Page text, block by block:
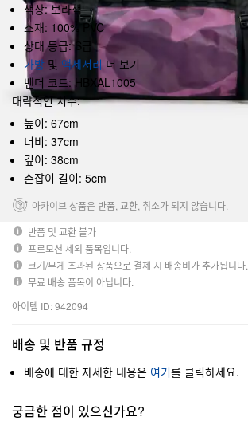
색상: 보라색
소재: 100% PVC
상태 등급: S급
가방 및 액세서리 더 보기
벤더 코드: HBXAL1005
대략적인 치수:
높이: 67cm
너비: 37cm
깊이: 38cm
손잡이 길이: 5cm
아카이브 상품은 반품, 교환, 취소가 되지 않습니다.
반품 및 교환 불가
프로모션 제외 품목입니다.
크기/무게 초과된 상품으로 결제 시 배송비가 추가됩니다.
무료 배송 품목이 아닙니다.
아이템 ID: 942094
배송 및 반품 규정
배송에 대한 자세한 내용은 여기를 클릭하세요.
궁금한 점이 있으신가요?